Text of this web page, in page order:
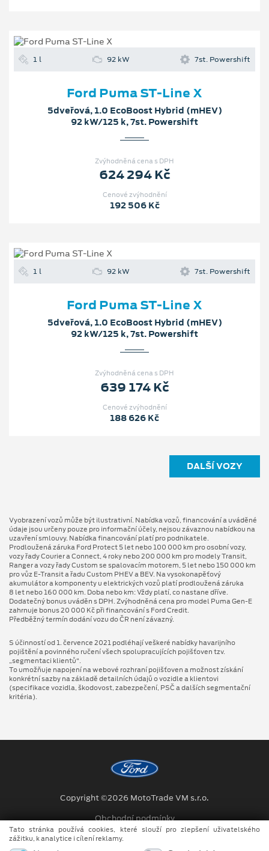
1 l 92 kW 7st. Powershift
Ford Puma ST-Line X
5dveřová, 1.0 EcoBoost Hybrid (mHEV)
92 kW/125 k, 7st. Powershift
Zvýhodněná cena s DPH
624 294 Kč
Cenové zvýhodnění
192 506 Kč
1 l 92 kW 7st. Powershift
Ford Puma ST-Line X
5dveřová, 1.0 EcoBoost Hybrid (mHEV)
92 kW/125 k, 7st. Powershift
Zvýhodněná cena s DPH
639 174 Kč
Cenové zvýhodnění
188 626 Kč
DALŠÍ VOZY
Vyobrazení vozů může být ilustrativní. Nabídka vozů, financování a uváděné
údaje jsou určeny pouze pro informační účely, nejsou závaznou nabídkou na
uzavření smlouvy. Nabídka financování platí pro podnikatele.
Prodloužená záruka Ford Protect 5 let nebo 100 000 km pro osobní vozy,
vozy řady Courier a Connect, 4 roky nebo 200 000 km pro modely Transit,
Ranger a vozy řady Custom se spalovacím motorem, 5 let nebo 150 000 km
pro vůz E-Transit a řadu Custom PHEV a BEV. Na vysokonapěťový
akumulátor a komponenty u elektrických vozů platí prodloužená záruka
8 let nebo 160 000 km. Doba nebo km: Vždy platí, co nastane dříve.
Dodatečný bonus uváděn s DPH. Zvýhodněná cena pro model Puma Gen⁠-⁠E
zahrnuje bonus 20 000 Kč při financování s Ford Credit.
Předběžný termín dodání vozu do ČR není závazný.
S účinností od 1. července 2021 podléhají veškeré nabídky havarijního
pojištění a povinného ručení všech spolupracujících pojišťoven tzv.
„segmentaci klientů“.
To umožňuje napojení na webové rozhraní pojišťoven a možnost získání
konkrétní sazby na základě detailních údajů o vozidle a klientovi
(specifikace vozidla, škodovost, zabezpečení, PSČ a dalších segmentační
kritéria).
Copyright ©2026 MotoTrade VM s.r.o.
Obchodní podmínky
Ochrana osobních údajů
Tato stránka používá cookies, které slouží pro zlepšení uživatelského
zážitku, k analytice i cílení reklamy.